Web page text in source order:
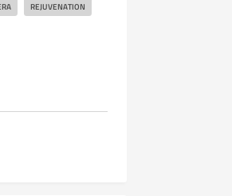
REJUVENATION